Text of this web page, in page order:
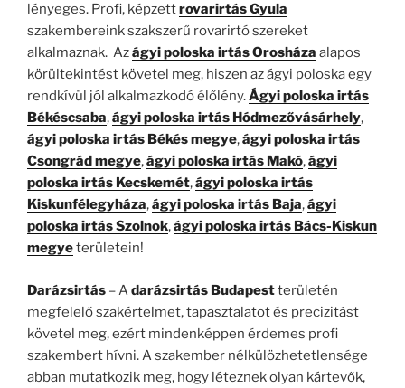
lényeges. Profi, képzettrovarirtás Gyula
szakembereink szakszerű rovarirtó szereket
alkalmaznak. Azágyi poloska irtás Orosháza alapos
körültekintést követel meg, hiszen az ágyi poloska egy
rendkívül jól alkalmazkodó élőlény.Ágyi poloska irtás
Békéscsaba,ágyi poloska irtás Hódmezővásárhely,
ágyi poloska irtás Békés megye,ágyi poloska irtás
Csongrád megye,ágyi poloska irtás Makó,ágyi
poloska irtás Kecskemét,ágyi poloska irtás
Kiskunfélegyháza,ágyi poloska irtás Baja,ágyi
poloska irtás Szolnok,ágyi poloska irtás Bács-Kiskun
megyeterületein!
Darázsirtás – Adarázsirtás Budapestterületén
megfelelő szakértelmet, tapasztalatot és precizitást
követel meg, ezért mindenképpen érdemes profi
szakembert hívni. A szakember nélkülözhetetlensége
abban mutatkozik meg, hogy léteznek olyan kártevők,